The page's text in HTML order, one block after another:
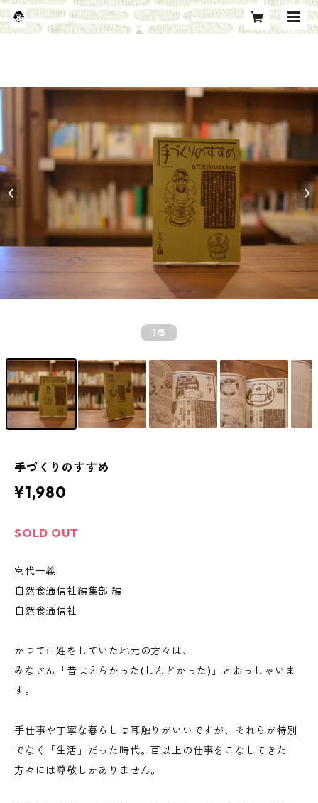
1/5
手づくりのすすめ
¥1,980
SOLD OUT
宮代一義
自然食通信社編集部 編
自然食通信社
かつて百姓をしていた地元の方々は、
みなさん「昔はえらかった(しんどかった)」とおっしゃいま
す。
手仕事や丁寧な暮らしは耳触りがいいですが、それらが特別
でなく「生活」だった時代。百以上の仕事をこなしてきた
方々には尊敬しかありません。